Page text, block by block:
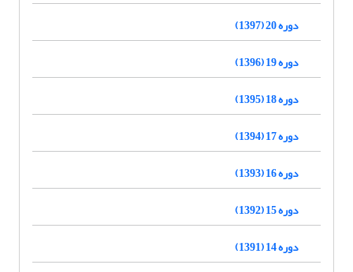
دوره 20 (1397)
دوره 19 (1396)
دوره 18 (1395)
دوره 17 (1394)
دوره 16 (1393)
دوره 15 (1392)
دوره 14 (1391)